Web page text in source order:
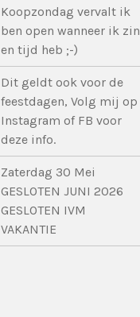
Koopzondag vervalt ik
ben open wanneer ik zin
en tijd heb ;-)
Dit geldt ook voor de
feestdagen, Volg mij op
Instagram of FB voor
deze info.
Zaterdag 30 Mei
GESLOTEN JUNI 2026
GESLOTEN IVM
VAKANTIE